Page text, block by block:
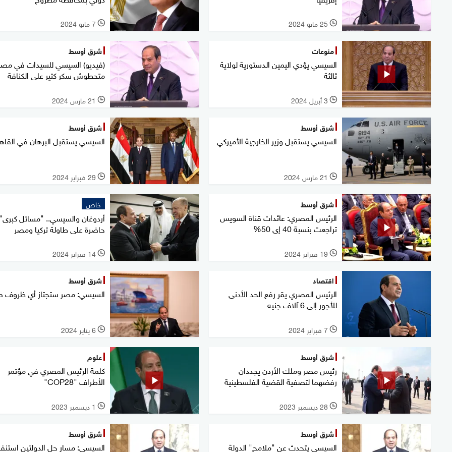
l 25 مايو 2024 l 7 مايو 2024
منوعات
السيسي يؤدي اليمين الدستورية لولاية
ثالثة
l 3 أبريل 2024
شرق أوسط
(فيديو) السيسي للسيدات في
متحطوش سكر كتير على الكنافة
l 21 مارس 2024
شرق أوسط
السيسي يستقبل وزير الخارجية الأميركي
l 21 مارس 2024
شرق أوسط
السيسي يستقبل البرهان في
l 29 فبراير 2024
شرق أوسط
الرئيس المصري: عائدات قناة السويس
تراجعت بنسبة 40 إى 50%
l 19 فبراير 2024
خاص
أردوغان والسيسي.. "مسائل
حاضرة على طاولة تركيا ومصر
l 14 فبراير 2024
اقتصاد
الرئيس المصري يقر رفع الحد الأدنى
للأجور إلى 6 آلاف جنيه
l 7 فبراير 2024
شرق أوسط
السيسي: مصر ستجتاز أي ظروف
l 6 يناير 2024
شرق أوسط
رئيس مصر وملك الأردن يجددان
رفضهما لتصفية القضية الفلسطينية
l 28 ديسمبر 2023
علوم
كلمة الرئيس المصري في مؤتمر
الأطراف "COP28"
l 1 ديسمبر 2023
شرق أوسط
السيسي يتحدث عن "ملامح" الدولة
شرق أوسط
السيسي: مسار حل الدولتين